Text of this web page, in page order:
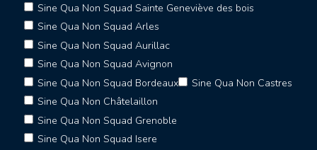
Sine Qua Non Squad Sainte Geneviève des bois
Sine Qua Non Squad Arles
Sine Qua Non Squad Aurillac
Sine Qua Non Squad Avignon
Sine Qua Non Squad Bordeaux
Sine Qua Non Castres
Sine Qua Non Châtelaillon
Sine Qua Non Squad Grenoble
Sine Qua Non Squad Isere